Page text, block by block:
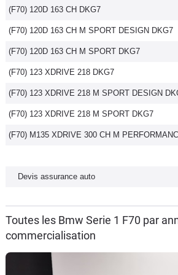
Moto
Marques
(F70) 120D 163 CH DKG7
(F70) 120D 163 CH M SPORT DESIGN DKG7
(F70) 120D 163 CH M SPORT DKG7
(F70) 123 XDRIVE 218 DKG7
(F70) 123 XDRIVE 218 M SPORT DESIGN
(F70) 123 XDRIVE 218 M SPORT DKG7
(F70) M135 XDRIVE 300 CH M
Devis assurance auto
Toutes les Bmw Serie 1 F70 par
commercialisation